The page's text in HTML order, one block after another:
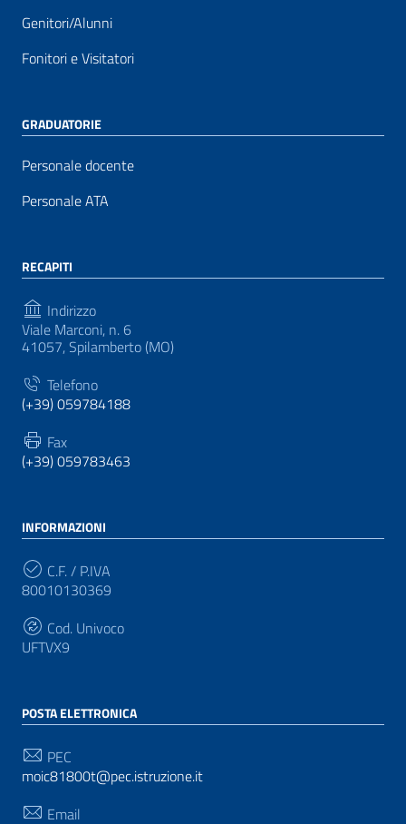
Genitori/Alunni
Fonitori e Visitatori
GRADUATORIE
Personale docente
Personale ATA
RECAPITI
Indirizzo
Viale Marconi, n. 6
41057, Spilamberto (MO)
Telefono
(+39) 059784188
Fax
(+39) 059783463
INFORMAZIONI
C.F. / P.IVA
80010130369
Cod. Univoco
UFTVX9
POSTA ELETTRONICA
PEC
moic81800t@pec.istruzione.it
Email